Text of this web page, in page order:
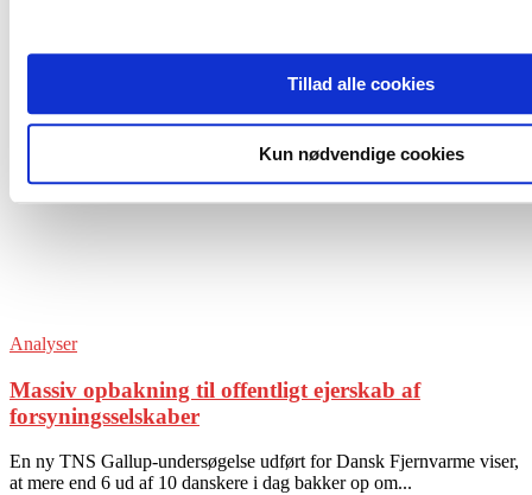
Tillad alle cookies
Kun nødvendige cookies
Tag: samfundsansvar
Analyser
Massiv opbakning til offentligt ejerskab af
forsyningsselskaber
En ny TNS Gallup-undersøgelse udført for Dansk Fjernvarme viser,
at mere end 6 ud af 10 danskere i dag bakker op om...